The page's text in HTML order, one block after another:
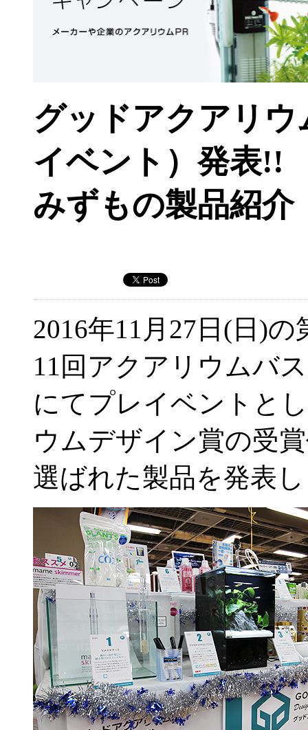
グッドアクアリウ
イベント）発表!!
みずもの製品紹介
2016年11月27日(日)の
11回アクアリウムバス
にてプレイベントと
ウムデザイン賞の受
選ばれた製品を発表